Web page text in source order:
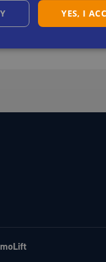
YES, I